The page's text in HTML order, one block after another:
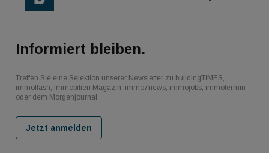
Informiert bleiben.
Treffen Sie eine Selektion unserer Newsletter zu buildingTIMES,
immoflash, Immobilien Magazin, immo7news, immojobs, immotermin
oder dem Morgenjournal
Jetzt anmelden